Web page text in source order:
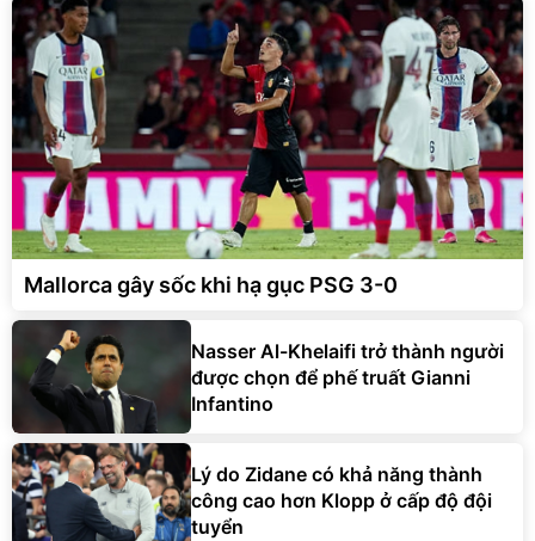
Mallorca gây sốc khi hạ gục PSG 3-0
Nasser Al-Khelaifi trở thành người
được chọn để phế truất Gianni
Infantino
Lý do Zidane có khả năng thành
công cao hơn Klopp ở cấp độ đội
tuyển